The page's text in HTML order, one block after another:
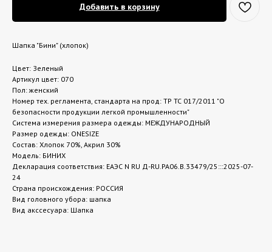
Добавить в корзину
Шапка "Бини" (хлопок)
Цвет: Зеленый
Артикул цвет: 070
Пол: женский
Номер тех. регламента, стандарта на прод: ТР ТС 017/2011 "О
безопасности продукции легкой промышленности"
Система измерения размера одежды: МЕЖДУНАРОДНЫЙ
Размер одежды: ONESIZE
Состав: Хлопок 70%, Акрил 30%
Модель: БИНИХ
Декларация соответствия: ЕАЭС N RU Д-RU.РА06.В.33479/25:::2025-07-
24
Страна происхождения: РОССИЯ
Вид головного убора: шапка
Вид акссесуара: Шапка